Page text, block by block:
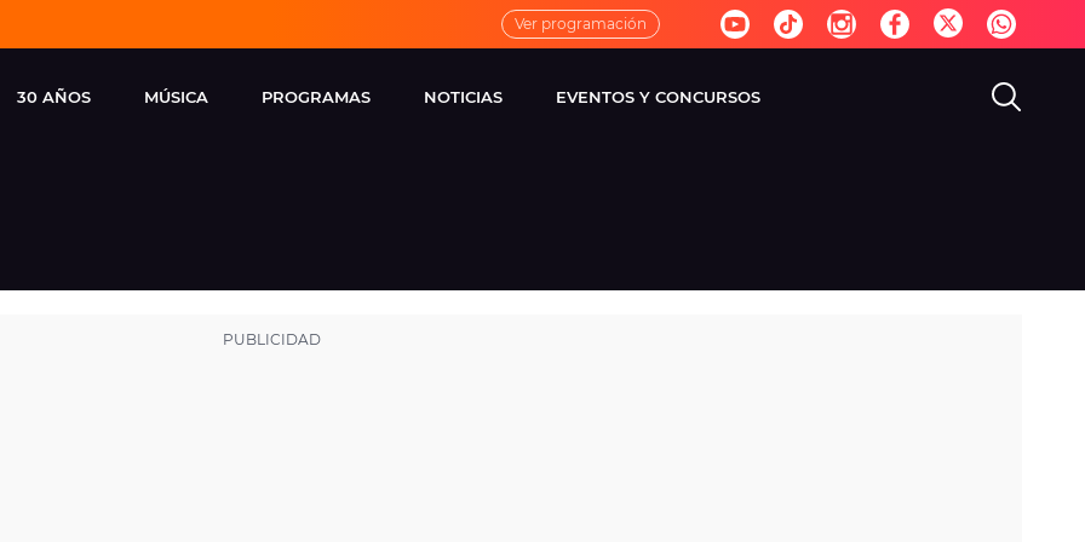
Ver programación
30 AÑOS MÚSICA
FM
PROGRAMAS
VIRALES
NOTICIAS EVENTOS Y CONCURSOS